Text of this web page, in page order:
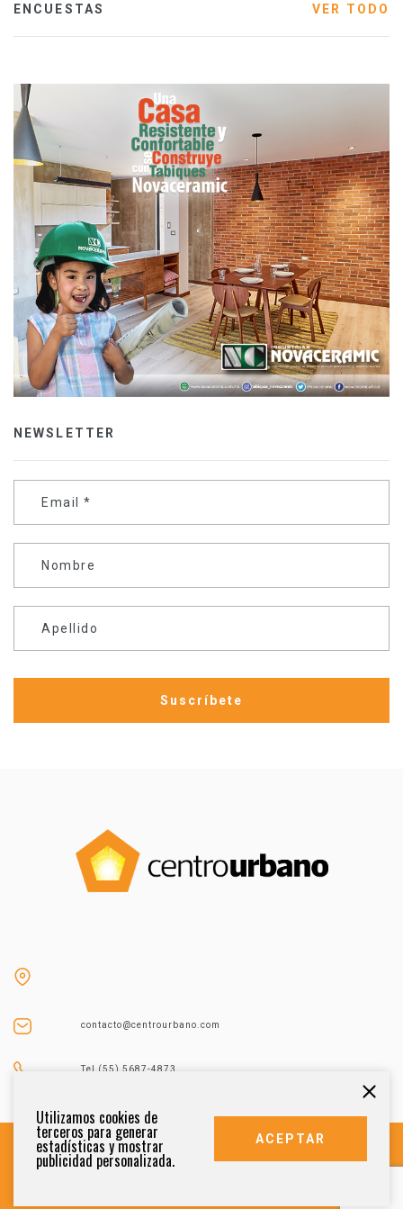
ENCUESTAS VER TODO
NEWSLETTER
Email *
Nombre
Apellido
contacto@centrourbano.com
Tel (55) 5687-4873
Utilizamos cookies de
terceros para generar
estadísticas y mostrar
publicidad personalizada.
ACEPTAR